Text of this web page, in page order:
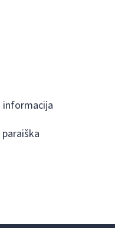
informacija